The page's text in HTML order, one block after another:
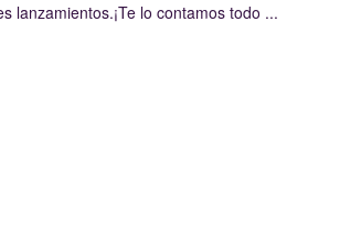
lanzamientos.¡Te lo contamos todo ...